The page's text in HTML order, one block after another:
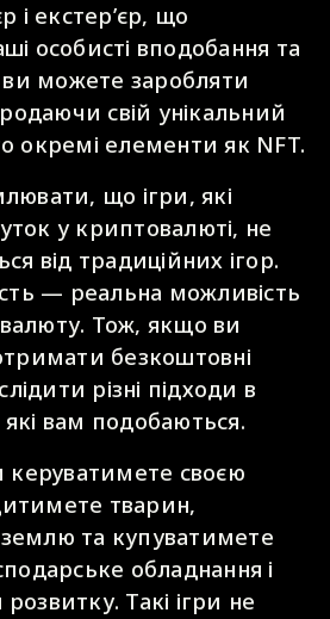
і екстер’єр, що
особисті вподобання та
можете заробляти
свій унікальний
окремі елементи як NFT.
що ігри, які
у криптовалюті, не
від традиційних ігор.
— реальна можливість
Тож, якщо ви
безкоштовні
різні підходи в
які вам подобаються.
керуватимете своєю
тварин,
та купуватимете
обладнання і
Такі ігри не